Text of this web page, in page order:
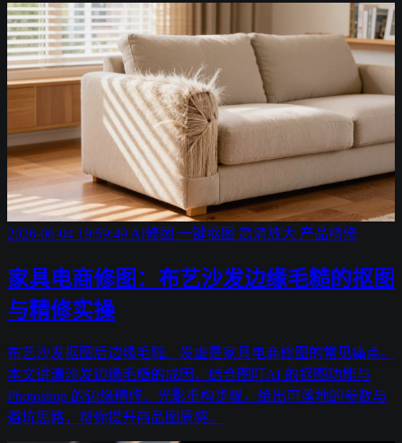
2026-06-04 19:59:49 AI修图 一键抠图 高清放大 产品精修
家具电商修图：布艺沙发边缘毛糙的抠图
与精修实操
布艺沙发抠图后边缘毛糙、发虚是家具电商修图的常见痛点。
本文讲清沙发边缘毛糙的成因，结合图叮AI 的抠图功能与
Photoshop 的边缘精修、光影重构步骤，给出可落地的参数与
避坑思路，帮你提升商品图质感。